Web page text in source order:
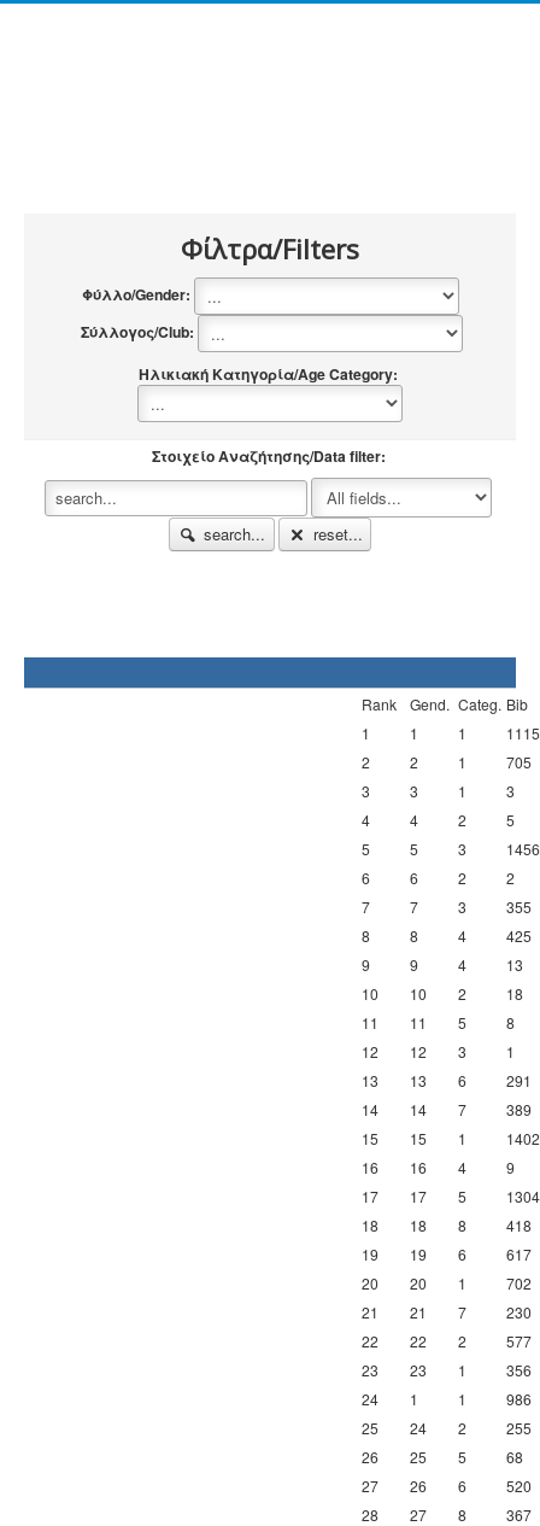
Φίλτρα/Filters
Φύλλο/Gender:
Σύλλογος/Club:
Ηλικιακή Κατηγορία/Age Category:
Στοιχείο Αναζήτησης/Data filter:
search... reset...
Rank Gend. Categ. Bib
1
1 1
2
2 1
705
3
3 1
3
4
4 2
5
5
5 3
1456
6
6 2
2
7
7 3
355
8
8 4
425
9
9 4
13
10
10 2
18
11
11 5
8
12
12 3
1
13
13 6
291
14
14 7
389
15
15 1
1402
16
16 4
9
17
17 5
1304
18
18 8
418
19
19 6
617
20
20 1
702
21
21 7
230
22
22 2
577
23
23 1
356
24
1 1
986
25
24 2
255
26
25 5
68
27
26 6
520
28
27 8
367